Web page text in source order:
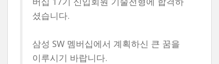
셨습니다.
삼성 SW 멤버십에서 계획하신 큰 꿈을
이루시기 바랍니다.